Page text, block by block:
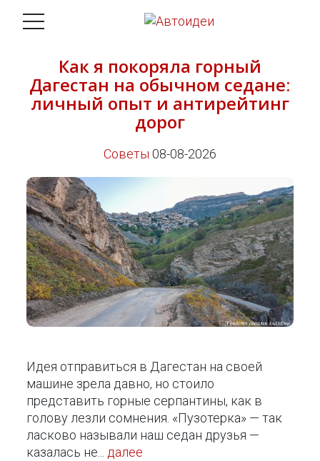
Как я покоряла горный
Дагестан на обычном седане:
личный опыт и антирейтинг
дорог
Советы 08-08-2026
Идея отправиться в Дагестан на своей
машине зрела давно, но стоило
представить горные серпантины, как в
голову лезли сомнения. «Пузотерка» — так
ласково называли наш седан друзья —
казалась не... далее